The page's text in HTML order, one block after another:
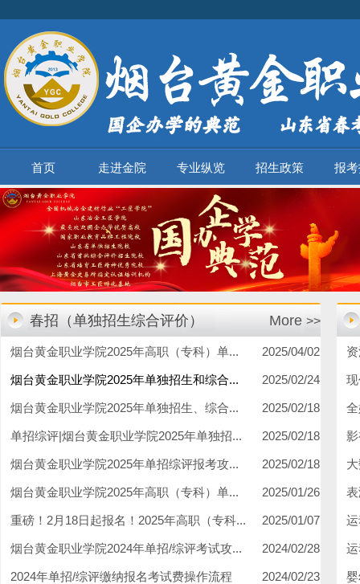
首页 走进金院 专业纵览 招生政策 报
春招（单独招生综合评价） More>>
烟台黄金职业学院2025年高职（专科）单... 2025/04/02
烟台黄金职业学院2025年单独招生和综合... 2025/02/24
烟台黄金职业学院2025年单独招生、综合... 2025/02/18
单招综评|烟台黄金职业学院2025年单独招... 2025/02/18
烟台黄金职业学院2025年单招综评报考攻... 2025/02/18
烟台黄金职业学院2025年高职（专科）单... 2025/01/26
重磅！2月18日起报名！2025年高职（专科... 2025/01/07
烟台黄金职业学院2024年单招/综评考试攻... 2024/02/28
2024年单招/综评缴纳报名考试费操作流程 2024/02/23